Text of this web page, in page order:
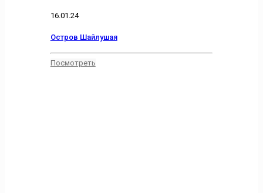
16.01.24
Остров Шайлушая
Посмотреть